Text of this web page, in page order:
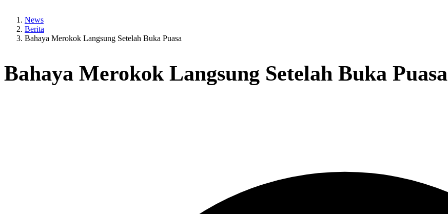
News
Berita
Bahaya Merokok Langsung Setelah Buka Puasa
Bahaya Merokok Langsung Setelah Buka Puasa